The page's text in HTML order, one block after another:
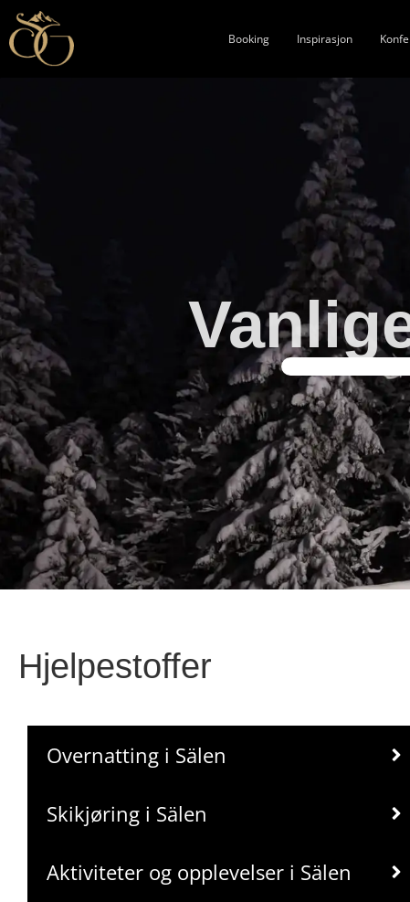
Booking Inspirasjon
Hjelpestoffer
Overnatting i Sälen
Skikjøring i Sälen
Aktiviteter og opplevelser i Sälen